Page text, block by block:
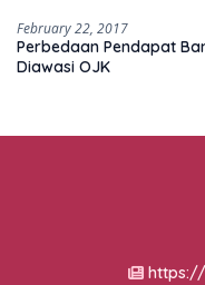
February 22, 2017
Perbedaan Pendapat
Diawasi OJK